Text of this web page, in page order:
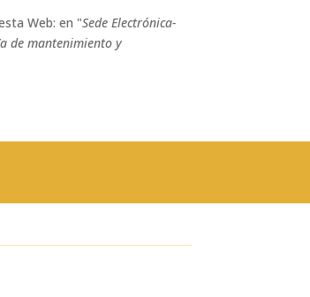
Web: en "Sede Electrónica-
de mantenimiento y